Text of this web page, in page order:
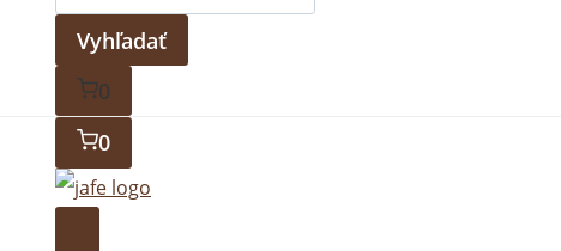
search
Vyhľadať
0
0